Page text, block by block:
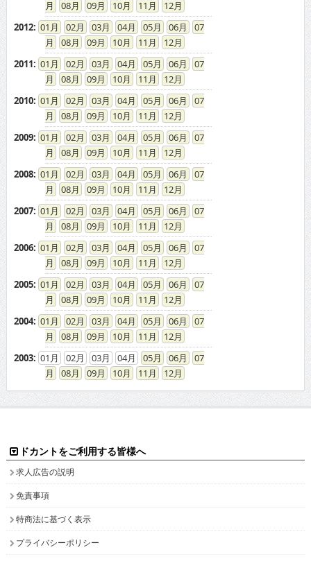
08
09 10 11
12
2012: 01 02 03 04 05 06
07
08
09 10 11
12
2011: 01 02 03 04 05 06
07
08
09 10 11
12
2010: 01 02 03 04 05 06
07
08
09 10 11
12
2009: 01 02 03 04 05 06
07
08
09 10 11
12
2008: 01 02 03 04 05 06
07
08
09 10 11
12
2007: 01 02 03 04 05 06
07
08
09 10 11
12
2006: 01 02 03 04 05 06
07
08
09 10 11
12
2005: 01 02 03 04 05 06
07
08
09 10 11
12
2004: 01 02 03 04 05 06
07
08
09 10 11
12
2003: 01 02 03 04 05 06
07
08
09 10 11 12
ドカントをご利用する皆様へ
求人広告の説明
免責事項
特商法に基づく表示
プライバシーポリシー